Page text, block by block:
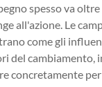
spesso va oltre
all'azione. Le
come gli
del cambiamento,
concretamente per